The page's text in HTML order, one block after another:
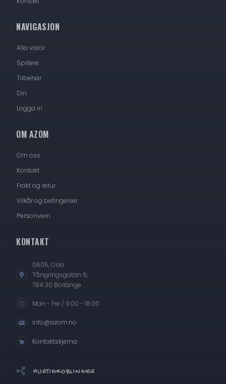
NAVIGASJON
Alla varor
Spillere
Tilbehør
Din
Logga in
OM AZOM
Om oss
Kontakt
Frakt og retur
Vilkår og betingelser
Personvern
KONTAKT
0605, Oslo
Tångringsgatan 6,
784 30 Borlänge
Man - Fre / 9:00 - 18:00
info@azom.no
Kontaktskjema
HURTIGKOBLINGER